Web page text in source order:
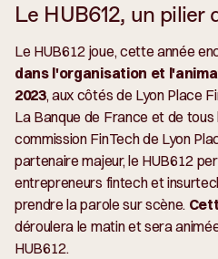
Le HUB612, un pilier
Le HUB612 joue, cette année
dans l'organisation et
2023, aux côtés de Lyon Place
La Banque de France et de
commission FinTech de Lyon
partenaire majeur, le HUB612
entrepreneurs fintech et
prendre la parole sur scène.
déroulera le matin et sera
HUB612.